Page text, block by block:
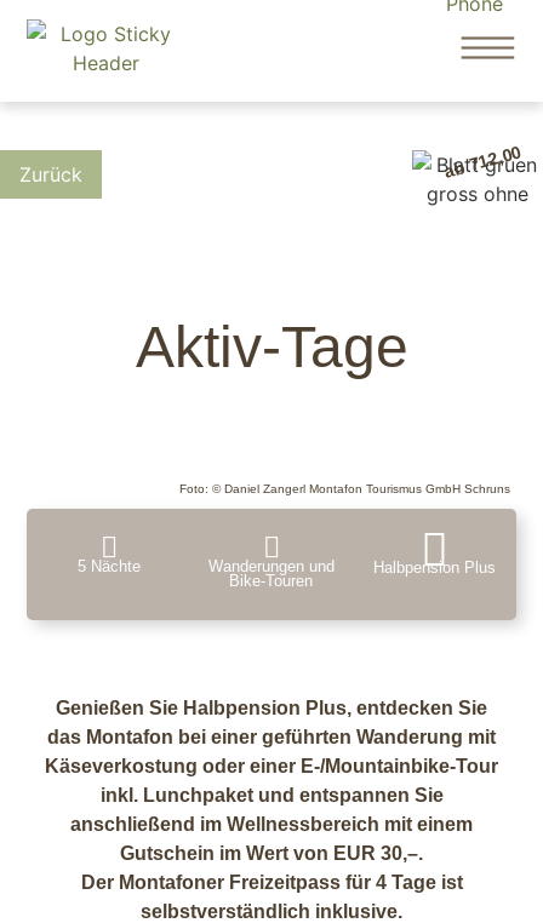
ab 712,00
Aktiv-Tage
Foto: © Daniel Zangerl Montafon Tourismus GmbH Schruns
5 Nächte
Wanderungen und
Bike-Touren
Halbpension Plus
Genießen Sie Halbpension Plus, entdecken Sie
das Montafon bei einer geführten Wanderung mit
Käseverkostung oder einer E-/Mountainbike-Tour
inkl. Lunchpaket und entspannen Sie
anschließend im Wellnessbereich mit einem
Gutschein im Wert von EUR 30,–.
Der Montafoner Freizeitpass für 4 Tage ist
selbstverständlich inklusive.